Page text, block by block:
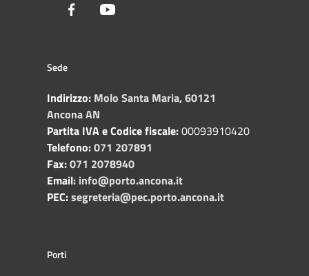
Facebook
Sede
Indirizzo: Molo Santa Maria, 60121
Ancona AN
Partita IVA e Codice fiscale:00093910420
Telefono:071 207891
Fax:071 2078940
Email: info@porto.ancona.it
PEC:segreteria@pec.porto.ancona.it
Porti